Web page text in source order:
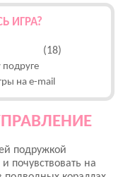
ИГРА?
(18)
подруге
на e-mail
подружкой
почувствовать на